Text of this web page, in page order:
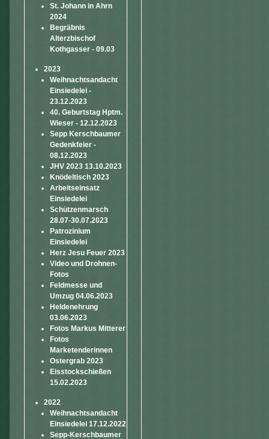
St. Johann in Ahrn
2024
Begräbnis
Alterzbischof
Kothgasser - 09.03
2023
Weihnachtsandacht
Einsiedelei -
23.12.2023
40. Geburtstag Hptm.
Wieser - 12.12.2023
Sepp Kerschbaumer
Gedenkfeier -
08.12.2023
JHV 2023 13.10.2023
Knödeltisch 2023
Arbeitseinsatz
Einsiedelei
Schützenmarsch
28.07-30.07.2023
Patrozinium
Einsiedelei
Herz Jesu Feuer 2023
Video und Drohnen-
Fotos
Feldmesse und
Umzug 04.06.2023
Heldenehrung
03.06.2023
Fotos Markus Mitterer
Fotos
Marketenderinnen
Ostergrab 2023
Eisstockschießen
15.02.2023
2022
Weihnachtsandacht
Einsiedelei 17.12.2022
Sepp-Kerschbaumer